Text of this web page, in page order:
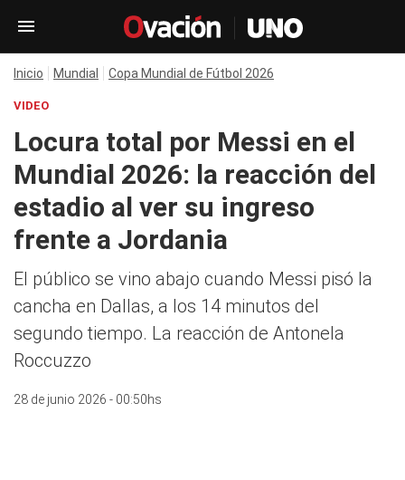
Inicio Mundial Copa Mundial de Fútbol 2026
VIDEO
Locura total por Messi en el
Mundial 2026: la reacción del
estadio al ver su ingreso
frente a Jordania
El público se vino abajo cuando Messi pisó la
cancha en Dallas, a los 14 minutos del
segundo tiempo. La reacción de Antonela
Roccuzzo
28 de junio 2026 - 00:50hs